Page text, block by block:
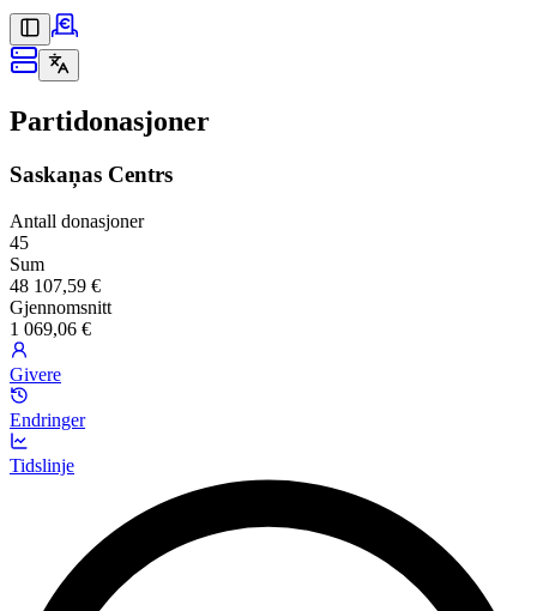
Partidonasjoner
Saskaņas Centrs
Antall donasjoner
45
Sum
48 107,59 €
Gjennomsnitt
1 069,06 €
Givere
Endringer
Tidslinje